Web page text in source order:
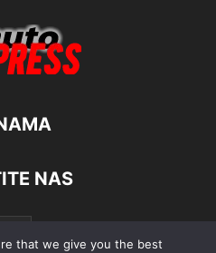
NAS
that we give you the best